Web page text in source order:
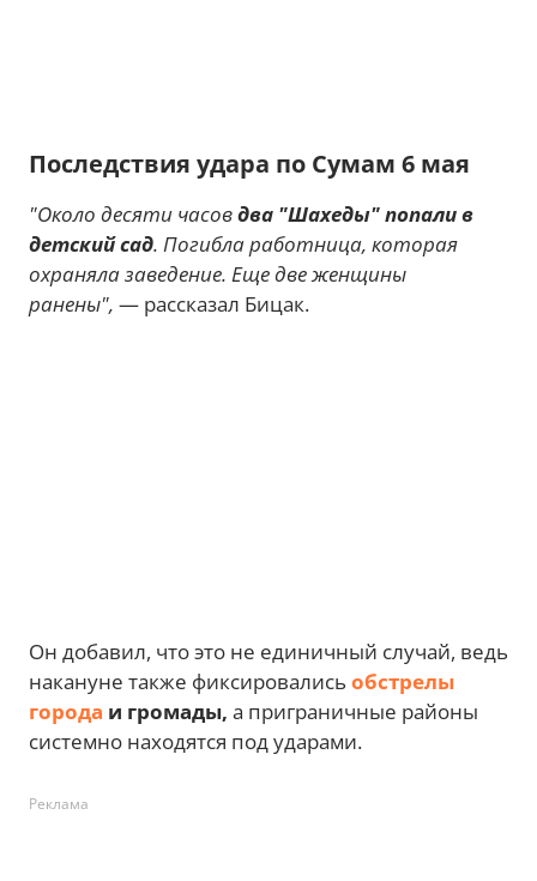
Последствия удара по Сумам 6 мая
"Около десяти часовдва "Шахеды" попали в
детский сад. Погибла работница, которая
охраняла заведение. Еще две женщины
ранены", — рассказал Бицак.
Он добавил, что это не единичный случай, ведь
накануне также фиксировались обстрелы
города и громады, а приграничные районы
системно находятся под ударами.
Реклама